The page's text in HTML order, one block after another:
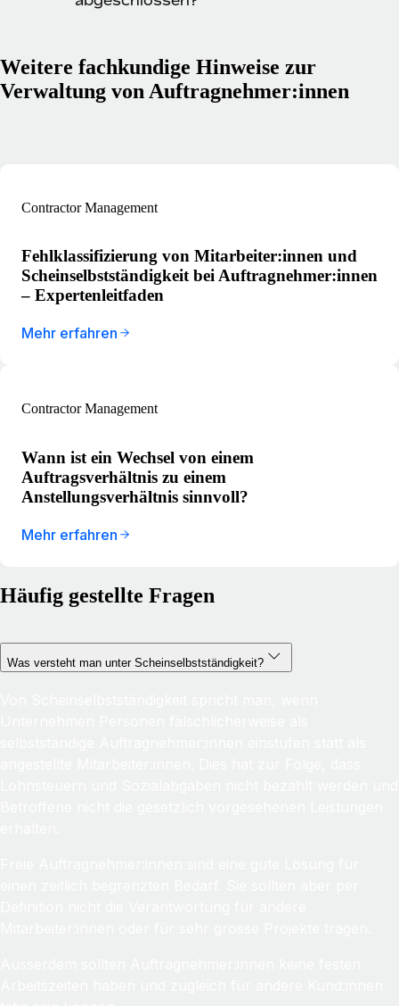
Weitere fachkundige Hinweise zur
Verwaltung von Auftragnehmer:innen
Contractor Management
Fehlklassifizierung von Mitarbeiter:innen und
Scheinselbstständigkeit bei Auftragnehmer:innen
– Expertenleitfaden
Mehr erfahren
Contractor Management
Wann ist ein Wechsel von einem
Auftragsverhältnis zu einem
Anstellungsverhältnis sinnvoll?
Mehr erfahren
Häufig gestellte Fragen
Was versteht man unter Scheinselbstständigkeit?